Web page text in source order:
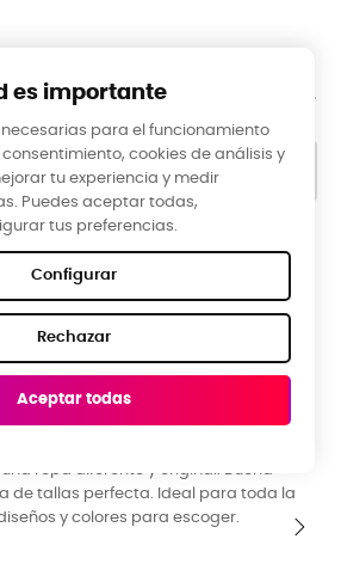
cualquier momento. Para ello, consulte
contacto en el aviso legal.
Google Reviews
3 meses
ropa diferente y original. Buena
de tallas perfecta. Ideal para toda la
y colores para escoger.
es importante
necesarias para el funcionamiento
cookies de análisis y
tu experiencia y medir
Puedes aceptar todas,
tus preferencias.
Configurar
Rechazar
Aceptar todas